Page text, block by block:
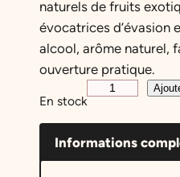
naturels de fruits
évocatrices d’évasion
alcool, arôme naturel,
ouverture pratique.
En stock
u
n
Informations